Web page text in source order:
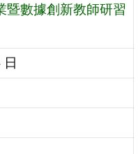
暨數據創新教師研習